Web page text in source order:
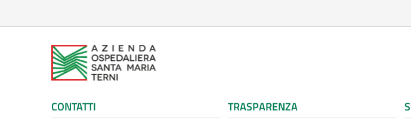
CONTATTI TRASPARENZA